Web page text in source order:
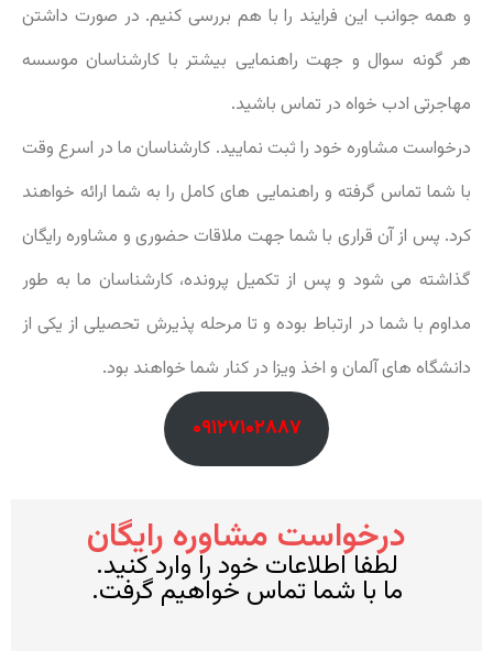
و همه جوانب این فرایند را با هم بررسی کنیم. در صورت داشتن
هر گونه سوال و جهت راهنمایی بیشتر با کارشناسان موسسه
مهاجرتی ادب خواه در تماس باشید.
درخواست مشاوره خود را ثبت نمایید. کارشناسان ما در اسرع وقت
با شما تماس گرفته و راهنمایی های کامل را به شما ارائه خواهند
کرد. پس از آن قراری با شما جهت ملاقات حضوری و مشاوره رایگان
گذاشته می شود و پس از تکمیل پرونده، کارشناسان ما به طور
مداوم با شما در ارتباط بوده و تا مرحله پذیرش تحصیلی از یکی از
دانشگاه های آلمان و اخذ ویزا در کنار شما خواهند بود.
۰۹۱۲۷۱۰۲۸۸۷
درخواست مشاوره رایگان
لطفا اطلاعات خود را وارد کنید.
ما با شما تماس خواهیم گرفت.